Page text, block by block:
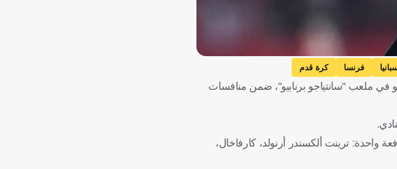
فرنسا كرة قدم
في ملعب "سانتياجو برنابيو"، ضمن منافسات
واحدة: ترينت ألكسندر أرنولد، كارفاخال،